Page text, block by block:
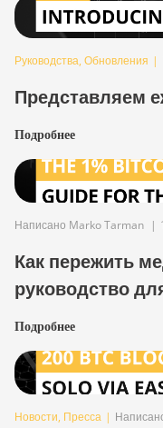
Руководства, Обновления |
Представляем
Подробнее
Написано Marko Tarman |
Как пережить
руководство
Подробнее
Новости, Пресса |